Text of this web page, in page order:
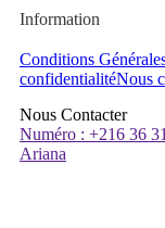
Information
Conditions
confidentialitéNous
Nous Contacter
Numéro : +216 36
Ariana